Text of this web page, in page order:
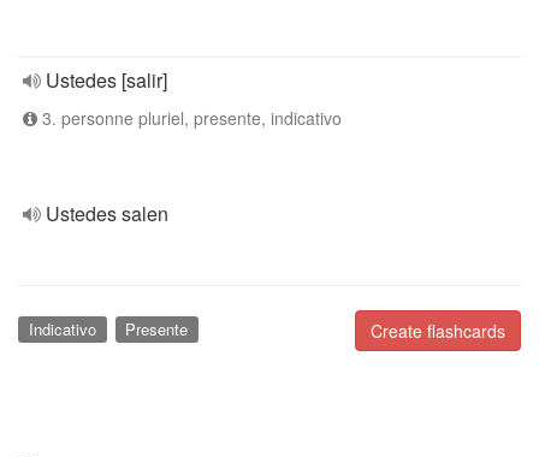
Ustedes [salir]
3. personne pluriel, presente, indicativo
Ustedes salen
Create flashcards
Indicativo Presente